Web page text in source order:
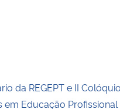
da REGEPT e II
em Educação Profissional